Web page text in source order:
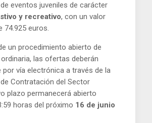
eventos juveniles de carácter
y recreativo, con un valor
74.925 euros.
un procedimiento abierto de
las ofertas deberán
por vía electrónica a través de la
Contratación del Sector
plazo permanecerá abierto
horas del próximo 16 de junio